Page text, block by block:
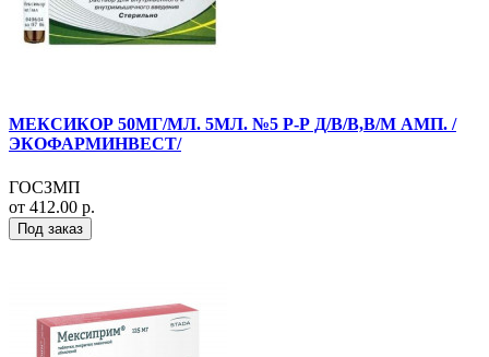
МЕКСИКОР 50МГ/МЛ. 5МЛ. №5 Р-Р Д/В/В,В/М АМП. /
ЭКОФАРМИНВЕСТ/
ГОСЗМП
от 412.00 р.
Под заказ